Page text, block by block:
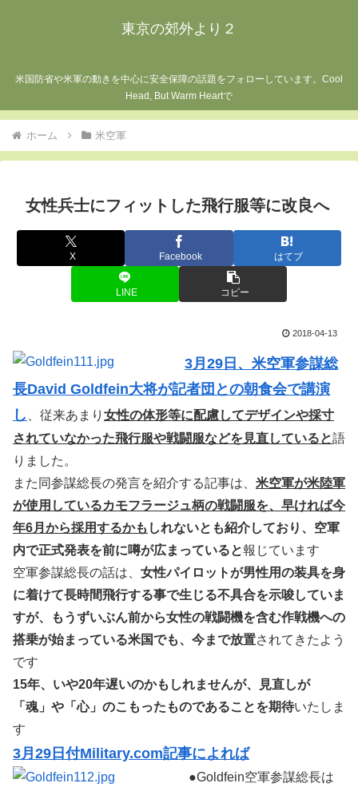
東京の郊外より２
米国防省や米軍の動きを中心に安全保障の話題をフォローしています。Cool
Head, But Warm Heartで
ホーム 米空軍
女性兵士にフィットした飛行服等に改良へ
X Facebook はてブ
LINE コピー
2018-04-13
3月29日、米空軍参謀総
長David Goldfein大将が記者団との朝食会で講演
し
、従来あまり 女性の体形等に配慮してデザインや採寸
されていなかった飛行服や戦闘服などを見直していると語
りました。
また同参謀総長の発言を紹介する記事は、 米空軍が米陸軍
が使用しているカモフラージュ柄の戦闘服を、早ければ今
年6月から採用するかも しれないとも紹介しており、空軍
内で正式発表を前に噂が広まっていると報じています
空軍参謀総長の話は、 女性パイロットが男性用の装具を身
に着けて長時間飛行する事で生じる不具合を示唆していま
すが、もうずいぶん前から女性の戦闘機を含む作戦機への
搭乗が始まっている米国でも、今まで放置されてきたよう
です
15年、いや20年遅いのかもしれませんが、見直しが
「魂」や「心」のこもったものであることを期待いたしま
す
3月29日付Military.com記事によれば
●Goldfein空軍参謀総長は